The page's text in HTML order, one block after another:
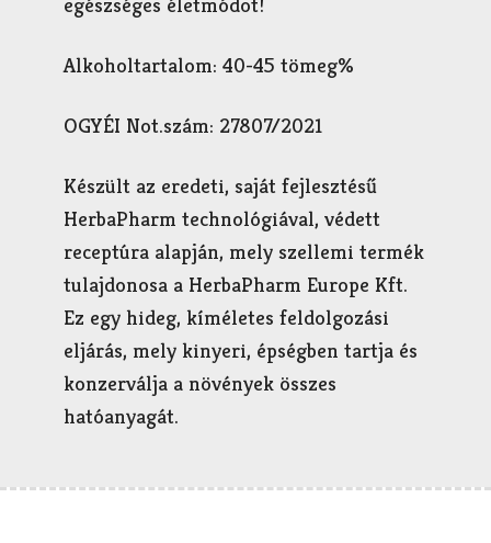
Alkoholtartalom: 40-45 tömeg%
OGYÉI Not.szám: 27807/2021
Készült az eredeti, saját fejlesztésű
HerbaPharm technológiával, védett
receptúra alapján, mely szellemi termék
tulajdonosa a HerbaPharm Europe Kft.
Ez egy hideg, kíméletes feldolgozási
eljárás, mely kinyeri, épségben tartja és
konzerválja a növények összes
hatóanyagát.